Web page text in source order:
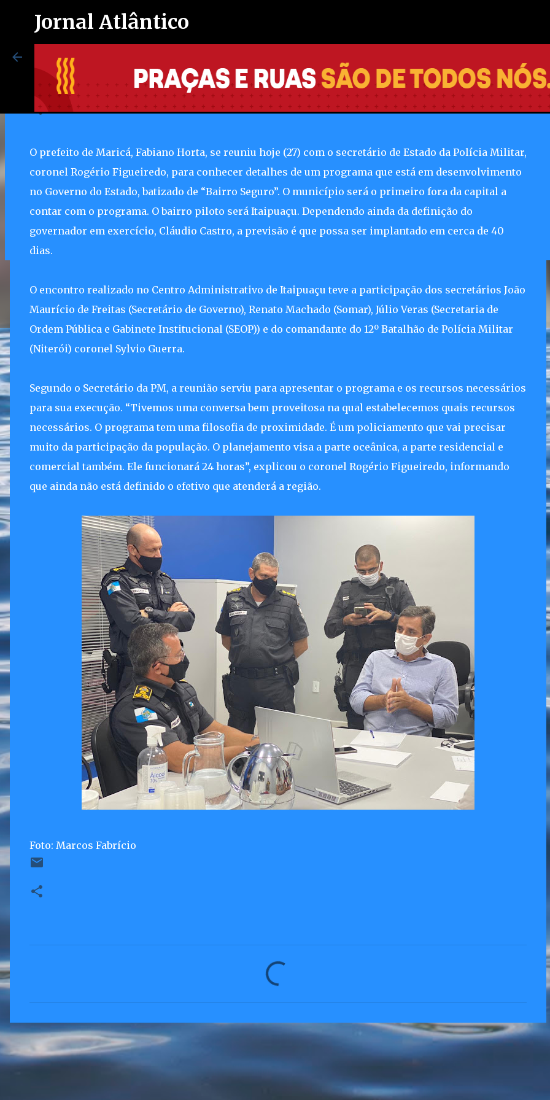
Jornal Atlântico
autistas no Centro de Vacinação Integrada
8/07/2026 08:37:00 PM
Itaipuaçu terá programa "Bairro Seguro"
1/27/2021 08:36:00 PM
O prefeito de Maricá, Fabiano Horta, se reuniu hoje (27) com o secretário de Estado da Polícia Militar,
coronel Rogério Figueiredo, para conhecer detalhes de um programa que está em desenvolvimento
no Governo do Estado, batizado de “Bairro Seguro”. O município será o primeiro fora da capital a
contar com o programa. O bairro piloto será Itaipuaçu. Dependendo ainda da definição do
governador em exercício, Cláudio Castro, a previsão é que possa ser implantado em cerca de 40
dias.
O encontro realizado no Centro Administrativo de Itaipuaçu teve a participação dos secretários João
Maurício de Freitas (Secretário de Governo), Renato Machado (Somar), Júlio Veras (Secretaria de
Ordem Pública e Gabinete Institucional (SEOP)) e do comandante do 12º Batalhão de Polícia Militar
(Niterói) coronel Sylvio Guerra.
Segundo o Secretário da PM, a reunião serviu para apresentar o programa e os recursos necessários
para sua execução. “Tivemos uma conversa bem proveitosa na qual estabelecemos quais recursos
necessários. O programa tem uma filosofia de proximidade. É um policiamento que vai precisar
muito da participação da população. O planejamento visa a parte oceânica, a parte residencial e
comercial também. Ele funcionará 24 horas”, explicou o coronel Rogério Figueiredo, informando
que ainda não está definido o efetivo que atenderá a região.
Foto: Marcos Fabrício
n
á